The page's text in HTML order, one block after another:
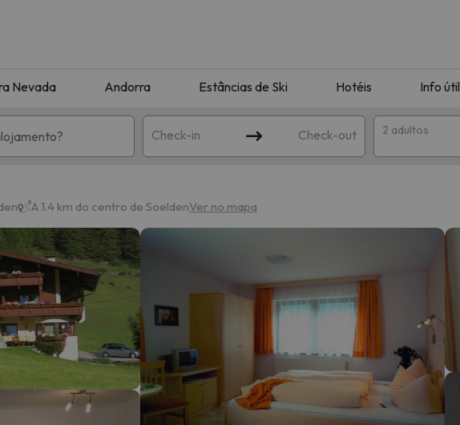
Nevada Andorra Estâncias de Ski Hotéis Info útil
Check-in Check-out 2 adultos
Hotéis de montanha
resultado que corresponda à sua pesquisa. Tente modificar o destino.
Seeker perdeu o seu caminho. Assim que encontrar a sua bússola, estará de volta.
A 1.4 km do centro de SoeldenVer no mapa